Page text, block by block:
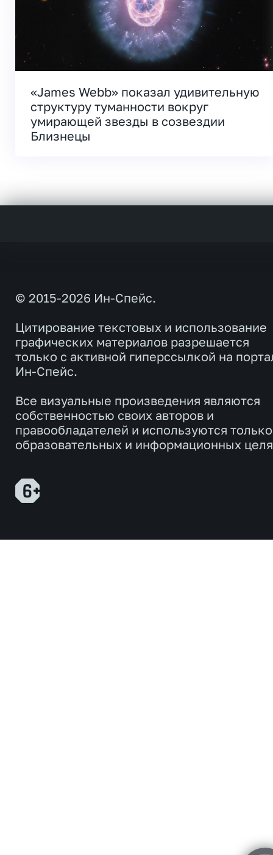
«James Webb» показал удивительную
структуру туманности вокруг
умирающей звезды в созвездии
Близнецы
© 2015-2026 Ин-Спейс.
Цитирование текстовых и использование
графических материалов разрешается
только с активной гиперссылкой на
Ин-Спейс.
Все визуальные произведения являются
собственностью своих авторов и
правообладателей и используются
образовательных и информационных